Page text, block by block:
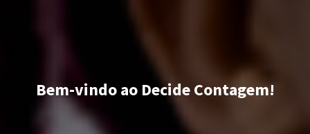
Bem-vindo ao Decide Contagem!